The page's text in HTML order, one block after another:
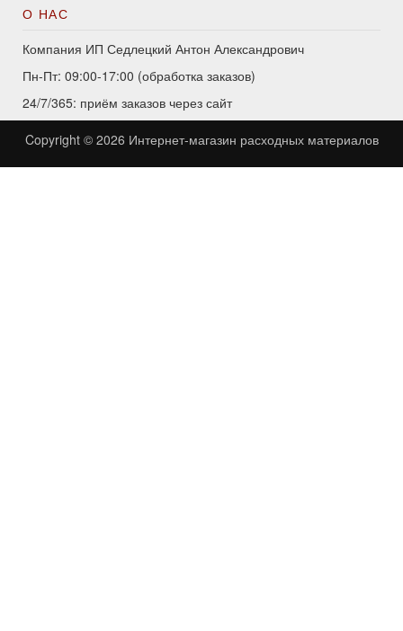
О НАС
Компания ИП Седлецкий Антон Александрович
Пн-Пт: 09:00-17:00 (обработка заказов)
24/7/365: приём заказов через сайт
Copyright © 2026 Интернет-магазин расходных материалов